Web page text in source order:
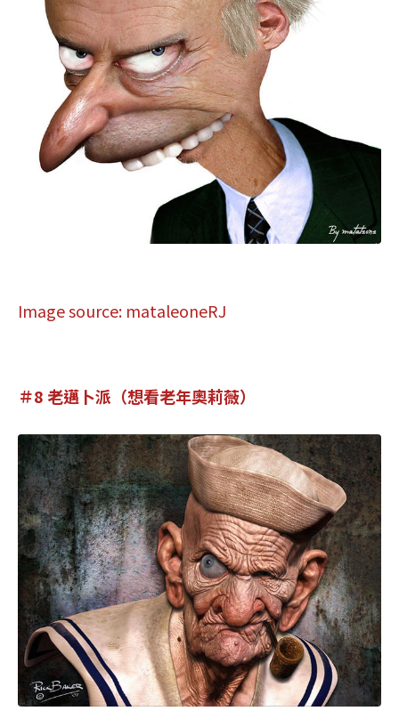
Image source: mataleoneRJ
＃8 老邁卜派（想看老年奧莉薇）